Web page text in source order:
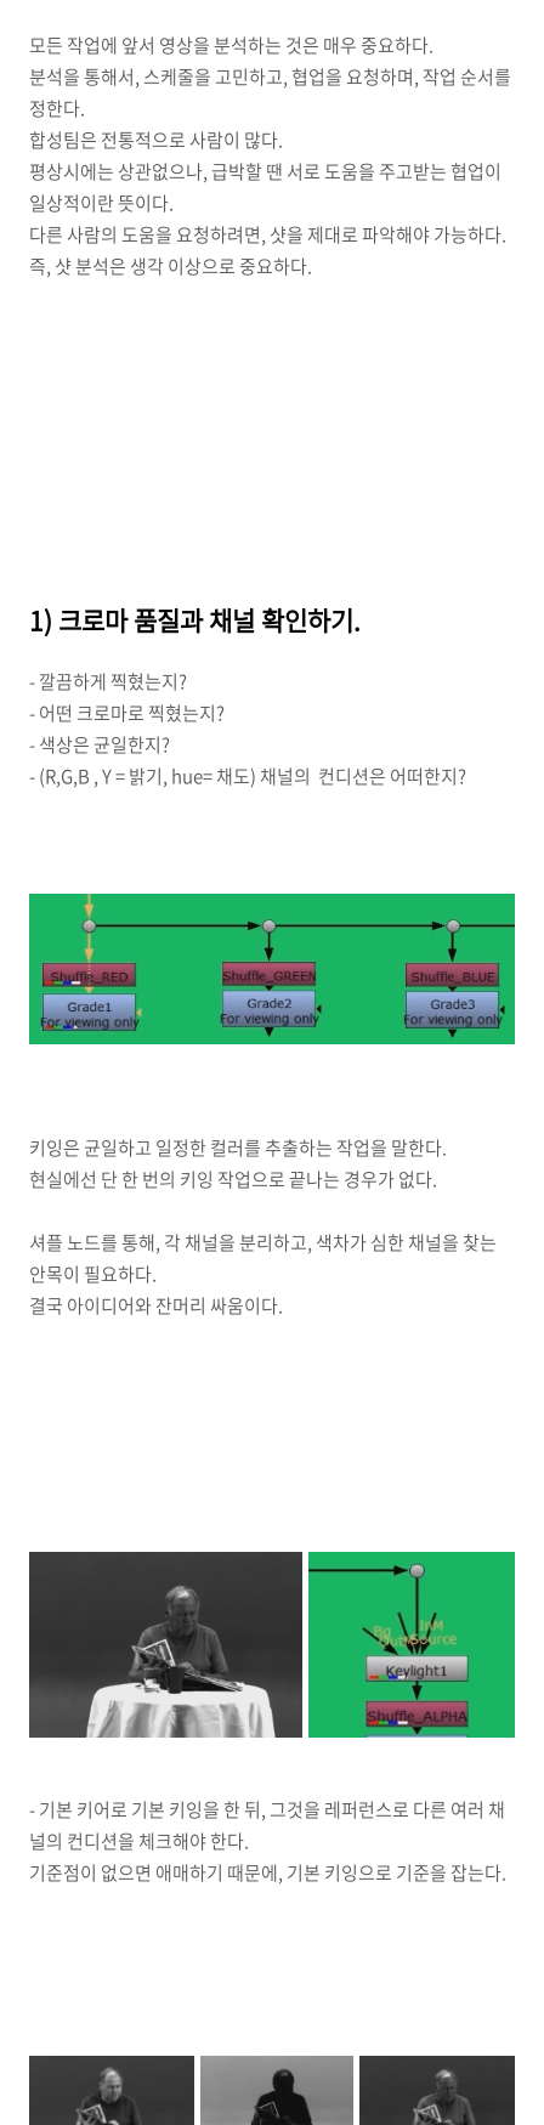
모든 작업에 앞서 영상을 분석하는 것은 매우 중요하다.
분석을 통해서, 스케줄을 고민하고, 협업을 요청하며, 작업 순서를
정한다.
합성팀은 전통적으로 사람이 많다.
평상시에는 상관없으나, 급박할 땐 서로 도움을 주고받는 협업이
일상적이란 뜻이다.
다른 사람의 도움을 요청하려면, 샷을 제대로 파악해야 가능하다.
즉, 샷 분석은 생각 이상으로 중요하다.
1) 크로마 품질과 채널 확인하기.
- 깔끔하게 찍혔는지?
- 어떤 크로마로 찍혔는지?
- 색상은 균일한지?
- (R,G,B , Y = 밝기, hue= 채도) 채널의 컨디션은 어떠한지?
키잉은 균일하고 일정한 컬러를 추출하는 작업을 말한다.
현실에선 단 한 번의 키잉 작업으로 끝나는 경우가 없다.
셔플 노드를 통해, 각 채널을 분리하고, 색차가 심한 채널을 찾는
안목이 필요하다.
결국 아이디어와 잔머리 싸움이다.
- 기본 키어로 기본 키잉을 한 뒤, 그것을 레퍼런스로 다른 여러 채
널의 컨디션을 체크해야 한다.
기준점이 없으면 애매하기 때문에, 기본 키잉으로 기준을 잡는다.